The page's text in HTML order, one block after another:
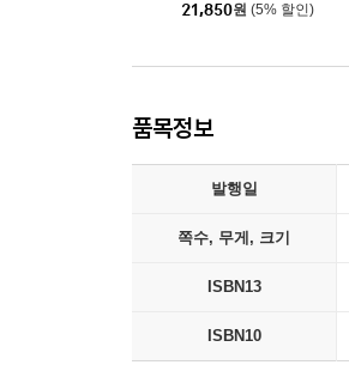
21,850원 (5% 할인)
품목정보
발행일
쪽수, 무게, 크기
ISBN13
ISBN10